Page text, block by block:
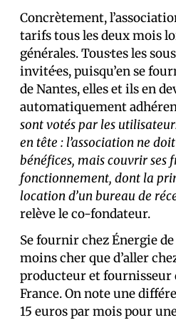
Concrètement,
tarifs tous les deux mois
générales. Tous·tes les
invité·es, puisqu’en se
de Nantes, elles et ils en
automatiquement
sont votés par les
en tête : l’association ne
bénéfices, mais couvrir ses
fonctionnement, dont la
location d’un bureau de
relève le co-fondateur.
Se fournir chez Énergie
moins cher que d’aller
producteur et fournisseur
France. On note une
15 euros par mois pour